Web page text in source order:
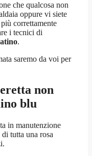
che qualcosa non
oppure vi siete
correttamente
i tecnici di
.
saremo da voi per
non
blu
in manutenzione
tutta una rosa